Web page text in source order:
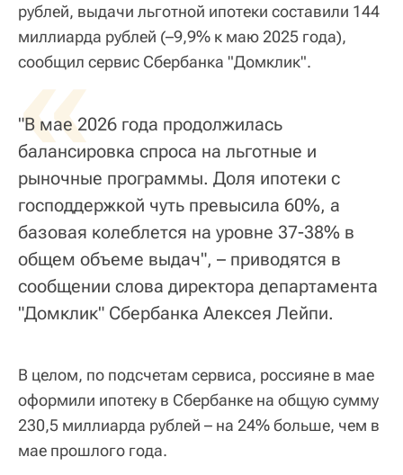
рублей, выдачи льготной ипотеки составили 144
миллиарда рублей (–9,9% к маю 2025 года),
сообщил сервис Сбербанка "Домклик".
«
"В мае 2026 года продолжилась
балансировка спроса на льготные и
рыночные программы. Доля ипотеки с
господдержкой чуть превысила 60%, а
базовая колеблется на уровне 37-38% в
общем объеме выдач", – приводятся в
сообщении слова директора департамента
"Домклик" Сбербанка Алексея Лейпи.
В целом, по подсчетам сервиса, россияне в мае
оформили ипотеку в Сбербанке на общую сумму
230,5 миллиарда рублей – на 24% больше, чем в
мае прошлого года.